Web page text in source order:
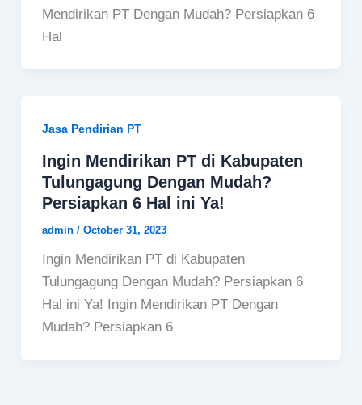
Mendirikan PT Dengan Mudah? Persiapkan 6
Hal
Jasa Pendirian PT
Ingin Mendirikan PT di Kabupaten
Tulungagung Dengan Mudah?
Persiapkan 6 Hal ini Ya!
admin / October 31, 2023
Ingin Mendirikan PT di Kabupaten
Tulungagung Dengan Mudah? Persiapkan 6
Hal ini Ya! Ingin Mendirikan PT Dengan
Mudah? Persiapkan 6